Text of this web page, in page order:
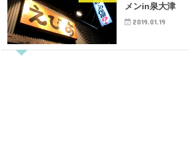
メンin泉大津
2019.01.19